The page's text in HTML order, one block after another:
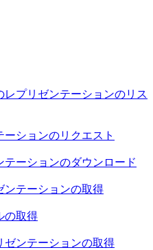
レプリゼンテーションのリス
ーションのリクエスト
テーションのダウンロード
ンテーションの取得
の取得
ゼンテーションの取得